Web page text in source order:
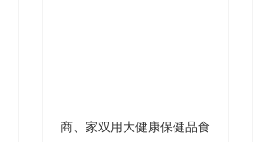
商、家双用大健康保健品食